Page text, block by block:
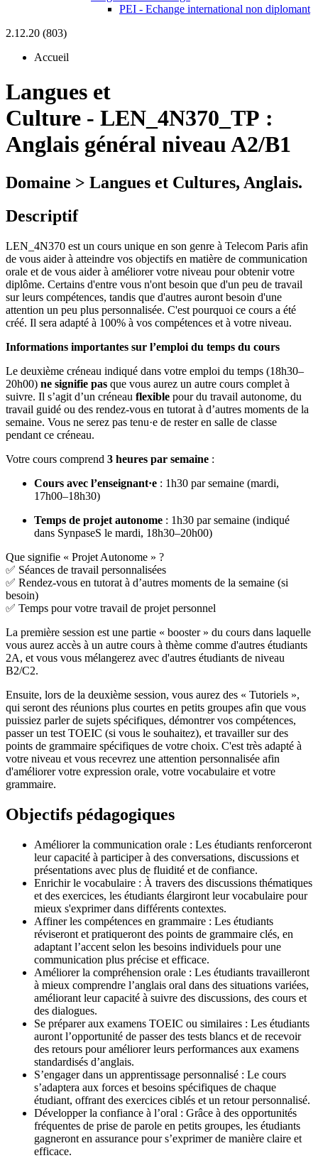
PEI - Echange international non diplomant
2.12.20 (803)
Accueil
Langues et
Culture - LEN_4N370_TP :
Anglais général niveau A2/B1
Domaine > Langues et Cultures, Anglais.
Descriptif
LEN_4N370 est un cours unique en son genre à Telecom Paris afin
de vous aider à atteindre vos objectifs en matière de communication
orale et de vous aider à améliorer votre niveau pour obtenir votre
diplôme. Certains d'entre vous n'ont besoin que d'un peu de travail
sur leurs compétences, tandis que d'autres auront besoin d'une
attention un peu plus personnalisée. C'est pourquoi ce cours a été
créé. Il sera adapté à 100% à vos compétences et à votre niveau.
Informations importantes sur l’emploi du temps du cours
Le deuxième créneau indiqué dans votre emploi du temps (18h30–
20h00) ne signifie pas que vous aurez un autre cours complet à
suivre. Il s’agit d’un créneau flexible pour du travail autonome, du
travail guidé ou des rendez-vous en tutorat à d’autres moments de la
semaine. Vous ne serez pas tenu·e de rester en salle de classe
pendant ce créneau.
Votre cours comprend 3 heures par semaine :
Cours avec l’enseignant·e : 1h30 par semaine (mardi,
17h00–18h30)
Temps de projet autonome : 1h30 par semaine (indiqué
dans SynpaseS le mardi, 18h30–20h00)
Que signifie « Projet Autonome » ?
✅ Séances de travail personnalisées
✅ Rendez-vous en tutorat à d’autres moments de la semaine (si
besoin)
✅ Temps pour votre travail de projet personnel
La première session est une partie « booster » du cours dans laquelle
vous aurez accès à un autre cours à thème comme d'autres étudiants
2A, et vous vous mélangerez avec d'autres étudiants de niveau
B2/C2.
Ensuite, lors de la deuxième session, vous aurez des « Tutoriels »,
qui seront des réunions plus courtes en petits groupes afin que vous
puissiez parler de sujets spécifiques, démontrer vos compétences,
passer un test TOEIC (si vous le souhaitez), et travailler sur des
points de grammaire spécifiques de votre choix. C'est très adapté à
votre niveau et vous recevrez une attention personnalisée afin
d'améliorer votre expression orale, votre vocabulaire et votre
grammaire.
Objectifs pédagogiques
Améliorer la communication orale : Les étudiants renforceront
leur capacité à participer à des conversations, discussions et
présentations avec plus de fluidité et de confiance.
Enrichir le vocabulaire : À travers des discussions thématiques
et des exercices, les étudiants élargiront leur vocabulaire pour
mieux s'exprimer dans différents contextes.
Affiner les compétences en grammaire : Les étudiants
réviseront et pratiqueront des points de grammaire clés, en
adaptant l’accent selon les besoins individuels pour une
communication plus précise et efficace.
Améliorer la compréhension orale : Les étudiants travailleront
à mieux comprendre l’anglais oral dans des situations variées,
améliorant leur capacité à suivre des discussions, des cours et
des dialogues.
Se préparer aux examens TOEIC ou similaires : Les étudiants
auront l’opportunité de passer des tests blancs et de recevoir
des retours pour améliorer leurs performances aux examens
standardisés d’anglais.
S’engager dans un apprentissage personnalisé : Le cours
s’adaptera aux forces et besoins spécifiques de chaque
étudiant, offrant des exercices ciblés et un retour personnalisé.
Développer la confiance à l’oral : Grâce à des opportunités
fréquentes de prise de parole en petits groupes, les étudiants
gagneront en assurance pour s’exprimer de manière claire et
efficace.